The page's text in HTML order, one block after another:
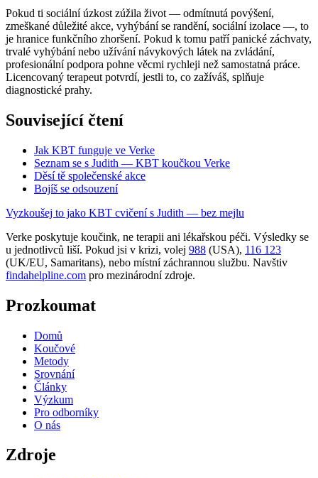
Pokud ti sociální úzkost zúžila život — odmítnutá povýšení,
zmeškané důležité akce, vyhýbání se randění, sociální izolace —, to
je hranice funkčního zhoršení. Pokud k tomu patří panické záchvaty,
trvalé vyhýbání nebo užívání návykových látek na zvládání,
profesionální podpora pohne věcmi rychleji než samostatná práce.
Licencovaný terapeut potvrdí, jestli to, co zažíváš, splňuje
diagnostické prahy.
Související čtení
Jak KBT funguje ve Verke
Seznam se s Judith — KBT koučkou Verke
Děsí tě společenské akce
Bojíš se odsouzení
Vyzkoušej to jako KBT cvičení s Judith — bez mejlu
Verke poskytuje koučink, ne terapii ani lékařskou péči. Výsledky se
u jednotlivců liší. Pokud jsi v krizi, volej 988 (USA), 116 123
(UK/EU, Samaritans), nebo místní záchrannou službu. Navštiv
findahelpline.com pro mezinárodní zdroje.
Prozkoumat
Domů
Koučové
Metody
Srovnání
Články
Výzkum
Pro odborníky
O nás
Zdroje